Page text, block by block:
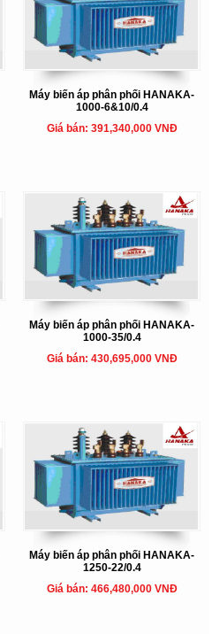
Máy biến áp phân phối HANAKA-
1000-6&10/0.4
Giá bán: 391,340,000 VNĐ
Máy biến áp phân phối HANAKA-
1000-35/0.4
Giá bán: 430,695,000 VNĐ
Máy biến áp phân phối HANAKA-
1250-22/0.4
Giá bán: 466,480,000 VNĐ